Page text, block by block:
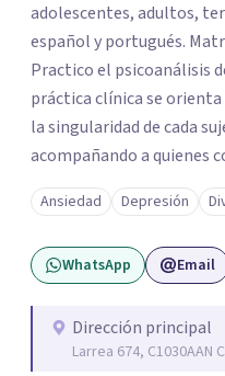
adolescentes, adultos,
español y portugués.
Practico el psicoanálisis
práctica clínica se orienta
la singularidad de cada
acompañando a quienes
angustia, dificultades en
duelos, crisis vitales,
modos de malestar. La práctica analítica propone un
espacio de palabra donde
construcción de una
malestar.
Ansiedad Depresión
WhatsApp Email
Dirección principal
Larrea 674, C1030AAN